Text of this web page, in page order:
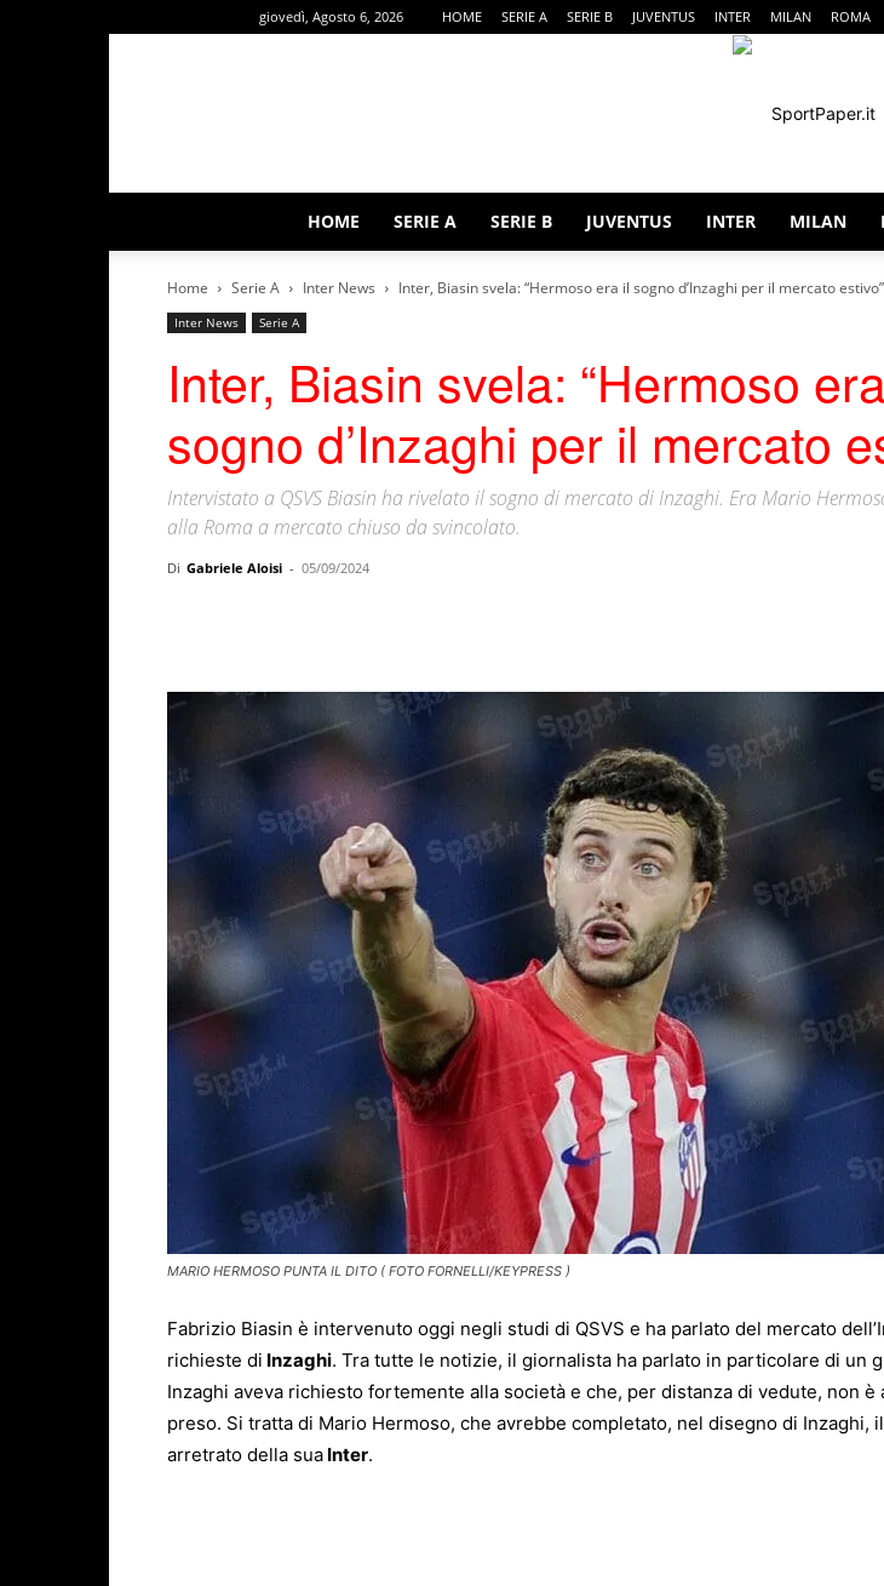
giovedì, Agosto 6, 2026 HOME SERIE A SERIE B JUVENTUS INTER MILAN ROMA
HOME SERIE A SERIE B JUVENTUS INTER MILAN
Home Serie A Inter News Inter, Biasin svela: “Hermoso era il sogno d’Inzaghi per il mercato estivo”
Inter News Serie A
Inter, Biasin svela: “Hermoso
sogno d’Inzaghi per il mercato
Intervistato a QSVS Biasin ha rivelato il sogno di mercato di Inzaghi. Era Mario
alla Roma a mercato chiuso da svincolato.
Di Gabriele Aloisi - 05/09/2024
MARIO HERMOSO PUNTA IL DITO ( FOTO FORNELLI/KEYPRESS )
Fabrizio Biasin è intervenuto oggi negli studi di QSVS e ha parlato del mercato
richieste di Inzaghi. Tra tutte le notizie, il giornalista ha parlato in particolare di un
Inzaghi aveva richiesto fortemente alla società e che, per distanza di vedute, non è
preso. Si tratta di Mario Hermoso, che avrebbe completato, nel disegno di Inzaghi,
arretrato della sua Inter.